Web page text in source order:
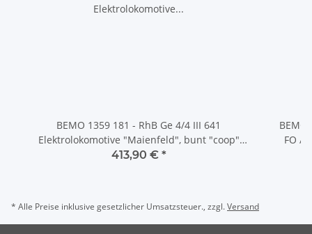
BEMO 1359 181 - RhB Ge 4/4 III 641
Elektrolokomotive "Maienfeld", bunt "coop"
DIGITAL mit SOUND
413,90 € *
FO /
* Alle Preise inklusive gesetzlicher Umsatzsteuer., zzgl.Versand